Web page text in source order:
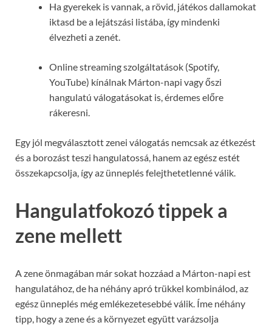
Ha gyerekek is vannak, a rövid, játékos dallamokat
iktasd be a lejátszási listába, így mindenki
élvezheti a zenét.
Online streaming szolgáltatások (Spotify,
YouTube) kínálnak Márton-napi vagy őszi
hangulatú válogatásokat is, érdemes előre
rákeresni.
Egy jól megválasztott zenei válogatás nemcsak az étkezést
és a borozást teszi hangulatossá, hanem az egész estét
összekapcsolja, így az ünneplés felejthetetlenné válik.
Hangulatfokozó tippek a
zene mellett
A zene önmagában már sokat hozzáad a Márton-napi est
hangulatához, de ha néhány apró trükkel kombinálod, az
egész ünneplés még emlékezetesebbé válik. Íme néhány
tipp, hogy a zene és a környezet együtt varázsolja